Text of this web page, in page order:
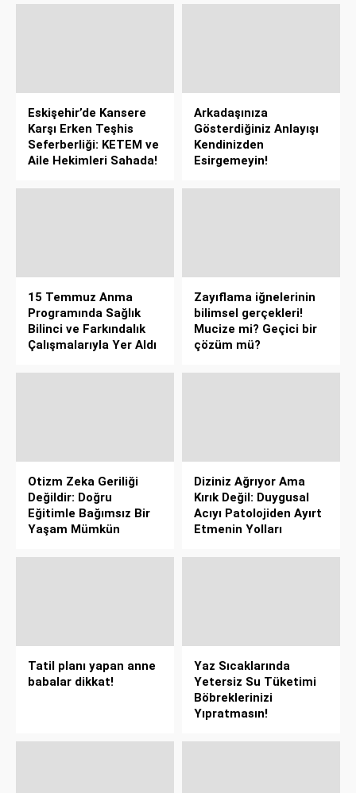
Eskişehir’de Kansere
Karşı Erken Teşhis
Seferberliği: KETEM ve
Aile Hekimleri Sahada!
Arkadaşınıza
Gösterdiğiniz Anlayışı
Kendinizden
Esirgemeyin!
15 Temmuz Anma
Programında Sağlık
Bilinci ve Farkındalık
Çalışmalarıyla Yer Aldı
Zayıflama iğnelerinin
bilimsel gerçekleri!
Mucize mi? Geçici bir
çözüm mü?
Otizm Zeka Geriliği
Değildir: Doğru
Eğitimle Bağımsız Bir
Yaşam Mümkün
Diziniz Ağrıyor Ama
Kırık Değil: Duygusal
Acıyı Patolojiden Ayırt
Etmenin Yolları
Tatil planı yapan anne
babalar dikkat!
Yaz Sıcaklarında
Yetersiz Su Tüketimi
Böbreklerinizi
Yıpratmasın!